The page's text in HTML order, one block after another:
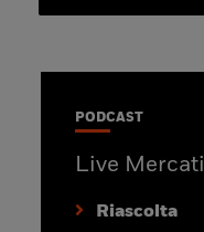
PODCAST
Live Mercati
Riascolta